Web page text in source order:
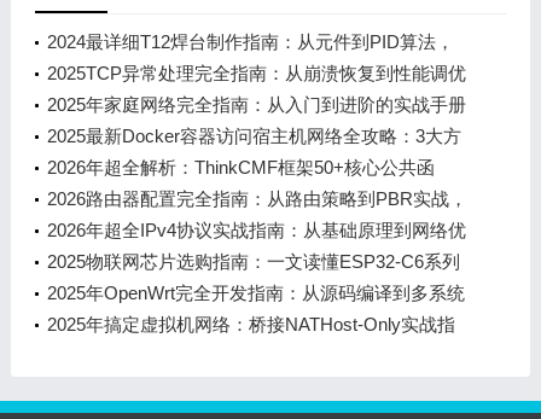
2024最详细T12焊台制作指南：从元件到PID算法，
新手也能看懂的STM32实战教程
2025TCP异常处理完全指南：从崩溃恢复到性能调优
2025年家庭网络完全指南：从入门到进阶的实战手册
2025最新Docker容器访问宿主机网络全攻略：3大方
案+10个避坑技巧，新手也能秒懂
2026年超全解析：ThinkCMF框架50+核心公共函
数，新手小白也能秒懂的实用指南
2026路由器配置完全指南：从路由策略到PBR实战，
小白也能看懂的网络优化手册
2026年超全IPv4协议实战指南：从基础原理到网络优
化
2025物联网芯片选购指南：一文读懂ESP32-C6系列
的4大核心优势与10项实用技巧
2025年OpenWrt完全开发指南：从源码编译到多系统
部署的7大核心技能
2025年搞定虚拟机网络：桥接NATHost-Only实战指